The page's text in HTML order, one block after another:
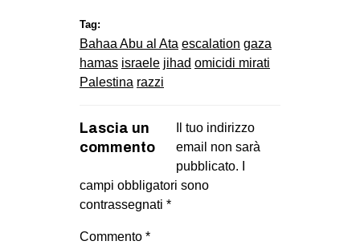
Tag:
Bahaa Abu al Ata escalation gaza
hamas israele jihad omicidi mirati
Palestina razzi
Lascia un
commento
Il tuo indirizzo
email non sarà
pubblicato.
campi obbligatori sono
contrassegnati *
Commento *